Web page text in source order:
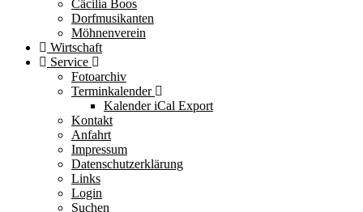
Cäcilia Boos
Dorfmusikanten
Möhnenverein
Wirtschaft
Service
Fotoarchiv
Terminkalender
Kalender iCal Export
Kontakt
Anfahrt
Impressum
Datenschutzerklärung
Links
Login
Suchen